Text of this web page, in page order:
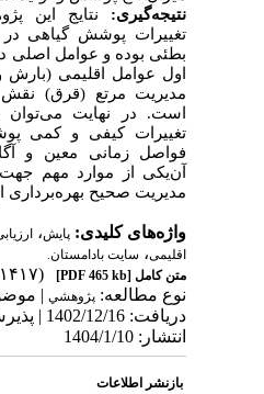
نتیجه‌گیری:
نتایج این
تغییرات پوشش گیاهی
بطئی بوده و عوامل اصلی
اول عوامل اقلیمی
مدیریت مرتع (قرق) نقش
است. در نهایت می‌توان
تغییرات کیفی و کمی
فواصل زمانی معین و
آن‌یکی از موارد مهم
مدیریت صحیح بهره‌برداری
واژه‌های کلیدی: پایش،
اقلیمی، سایت بادامستان.
متن کامل [PDF 465 kb]
(۱۴۱۷ دریافت)
نوع مطالعه: پژوهشي|
انتشار: 1404/1/10
بازنشر اطلاعات